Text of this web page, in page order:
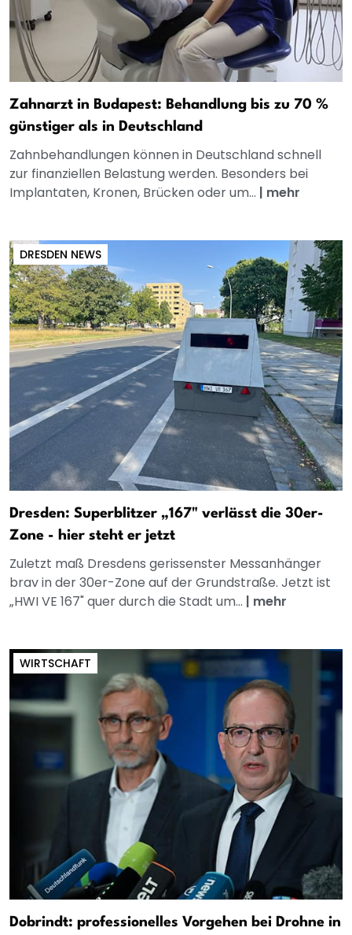
Zahnarzt in Budapest: Behandlung bis zu 70 %
günstiger als in Deutschland
Zahnbehandlungen können in Deutschland schnell
zur finanziellen Belastung werden. Besonders bei
Implantaten, Kronen, Brücken oder um... | mehr
DRESDEN NEWS
Dresden: Superblitzer „167" verlässt die 30er-
Zone - hier steht er jetzt
Zuletzt maß Dresdens gerissenster Messanhänger
brav in der 30er-Zone auf der Grundstraße. Jetzt ist
„HWI VE 167" quer durch die Stadt um... | mehr
WIRTSCHAFT
Dobrindt: professionelles Vorgehen bei Drohne in